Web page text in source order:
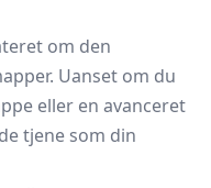
om den
Uanset om du
eller en avanceret
tjene som din